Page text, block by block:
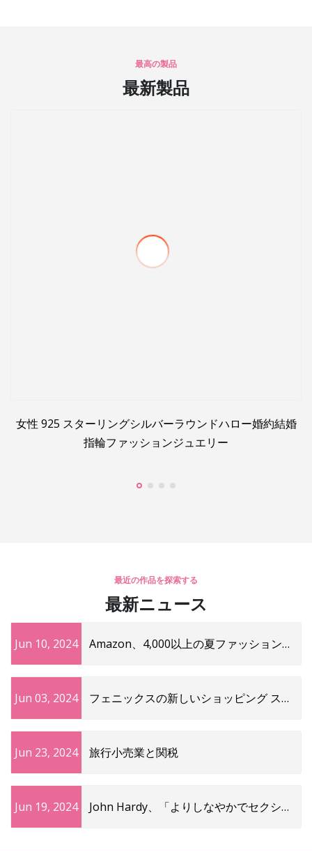
最高の製品
最新製品
女性 925 スターリングシルバーラウンドハロー婚約結婚
指輪ファッションジュエリー
最近の作品を探索する
最新ニュース
Jun 10, 2024
Amazon、4,000以上の夏ファッション商
Jun 03, 2024
フェニックスの新しいショッピング スポ
Jun 23, 2024
旅行小売業と関税
Jun 19, 2024
John Hardy、「よりしなやかでセクシー